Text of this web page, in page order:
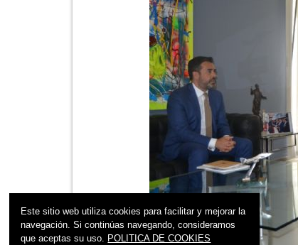
Este sitio web utiliza cookies para facilitar y mejorar la
navegación. Si continúas navegando, consideramos
que aceptas su uso. POLITICA DE COOKIES